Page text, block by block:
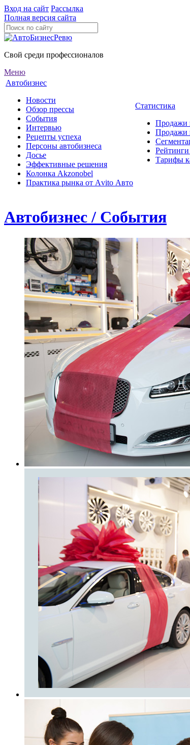
Вход на сайт Рассылка
Полная версия сайта
Свой среди профессионалов
Меню
Автобизнес
Новости
Обзор прессы
События
Интервью
Рецепты успеха
Персоны автобизнеса
Досье
Эффективные решения
Колонка Akzonobel
Практика рынка от Аvito Авто
Статистика
Продажи
Продажи
Тарифы
Автобизнес / События